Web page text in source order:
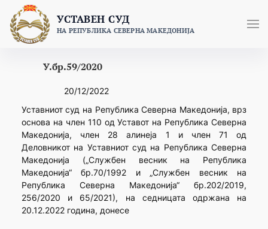
content
УСТАВЕН СУД
НА РЕПУБЛИКА СЕВЕРНА МАКЕДОНИЈА
У.бр.59/2020
20/12/2022
Уставниот суд на Република Северна Македонија, врз
основа на член 110 од Уставот на Република Северна
Македонија, член 28 алинеја 1 и член 71 од
Деловникот на Уставниот суд на Република Северна
Македонија („Службен весник на Република
Македонија“ бр.70/1992 и „Службен весник на
Република Северна Македонија“ бр.202/2019,
256/2020 и 65/2021), на седницата одржана на
20.12.2022 година, донесе